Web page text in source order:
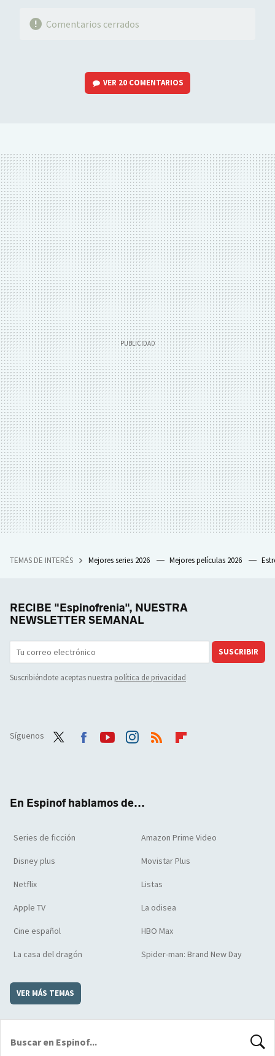
Comentarios cerrados
VER 20 COMENTARIOS
TEMAS DE INTERÉS Mejores series 2026 Mejores películas 2026
RECIBE "Espinofrenia", NUESTRA
NEWSLETTER SEMANAL
SUSCRIBIR
Suscribiéndote aceptas nuestra política de privacidad
Síguenos
En Espinof hablamos de...
Series de ficción Amazon Prime Video
Disney plus Movistar Plus
Netflix Listas
Apple TV La odisea
Cine español HBO Max
La casa del dragón Spider-man: Brand New Day
VER MÁS TEMAS